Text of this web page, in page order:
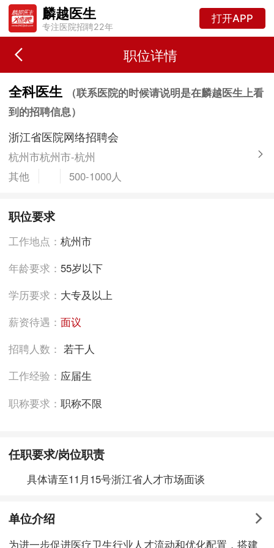
麟越医生
专注医院招聘22年
打开APP
职位详情
全科医生
（联系医院的时候请说明是在麟越医生上看
到的招聘信息）
浙江省医院网络招聘会
杭州市杭州市-杭州
其他
500-1000人
职位要求
工作地点：杭州市
年龄要求：55岁以下
学历要求： 大专及以上
薪资待遇：面议
招聘人数：若干人
工作经验： 应届生
职称要求：职称不限
任职要求/岗位职责
具体请至11月15号浙江省人才市场面谈
单位介绍
为进一步促进医疗卫生行业人才流动和优化配置，搭建